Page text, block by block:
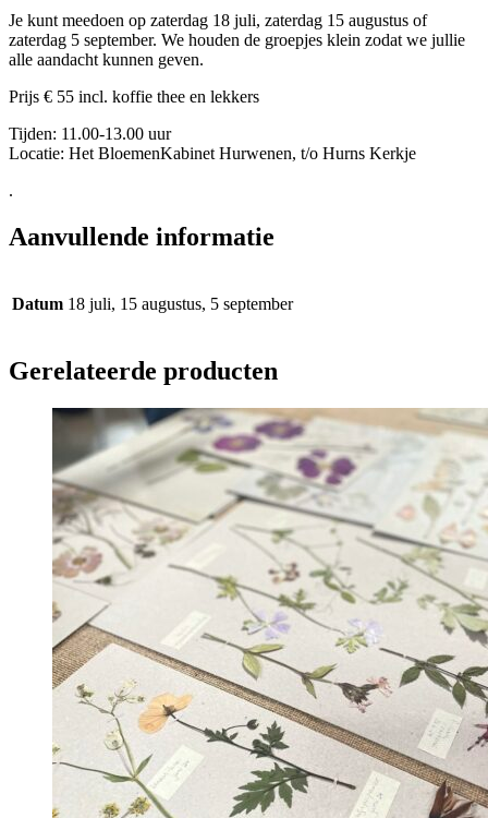
Je kunt meedoen op zaterdag 18 juli, zaterdag 15 augustus of
zaterdag 5 september. We houden de groepjes klein zodat we jullie
alle aandacht kunnen geven.
Prijs € 55 incl. koffie thee en lekkers
Tijden: 11.00-13.00 uur
Locatie: Het BloemenKabinet Hurwenen, t/o Hurns Kerkje
.
Aanvullende informatie
Datum 18 juli, 15 augustus, 5 september
Gerelateerde producten